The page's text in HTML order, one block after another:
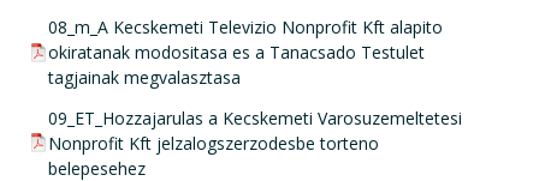
pdf csatolmány:
08_m_A Kecskemeti Televizio Nonprofit Kft alapito
okiratanak modositasa es a Tanacsado Testulet
tagjainak megvalasztasa
pdf csatolmány:
09_ET_Hozzajarulas a Kecskemeti Varosuzemeltetesi
Nonprofit Kft jelzalogszerzodesbe torteno
belepesehez